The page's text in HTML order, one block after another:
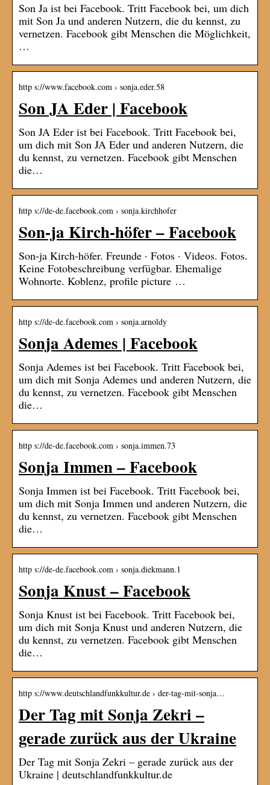
Son Ja ist bei Facebook. Tritt Facebook bei, um dich
mit Son Ja und anderen Nutzern, die du kennst, zu
vernetzen. Facebook gibt Menschen die Möglichkeit,
…
http s://www.facebook.com › sonja.eder.58
Son JA Eder | Facebook
Son JA Eder ist bei Facebook. Tritt Facebook bei,
um dich mit Son JA Eder und anderen Nutzern, die
du kennst, zu vernetzen. Facebook gibt Menschen
die…
http s://de-de.facebook.com › sonja.kirchhofer
Son-ja Kirch-höfer – Facebook
Son-ja Kirch-höfer. Freunde · Fotos · Videos. Fotos.
Keine Fotobeschreibung verfügbar. Ehemalige
Wohnorte. Koblenz, profile picture …
http s://de-de.facebook.com › sonja.arnoldy
Sonja Ademes | Facebook
Sonja Ademes ist bei Facebook. Tritt Facebook bei,
um dich mit Sonja Ademes und anderen Nutzern, die
du kennst, zu vernetzen. Facebook gibt Menschen
die…
http s://de-de.facebook.com › sonja.immen.73
Sonja Immen – Facebook
Sonja Immen ist bei Facebook. Tritt Facebook bei,
um dich mit Sonja Immen und anderen Nutzern, die
du kennst, zu vernetzen. Facebook gibt Menschen
die…
http s://de-de.facebook.com › sonja.diekmann.1
Sonja Knust – Facebook
Sonja Knust ist bei Facebook. Tritt Facebook bei,
um dich mit Sonja Knust und anderen Nutzern, die
du kennst, zu vernetzen. Facebook gibt Menschen
die…
http s://www.deutschlandfunkkultur.de › der-tag-mit-sonja…
Der Tag mit Sonja Zekri –
gerade zurück aus der Ukraine
Der Tag mit Sonja Zekri – gerade zurück aus der
Ukraine | deutschlandfunkkultur.de